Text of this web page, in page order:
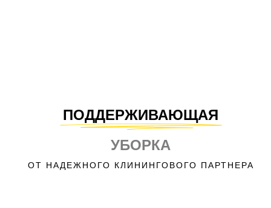
ПОДДЕРЖИВАЮЩАЯ
УБОРКА
ОТ НАДЕЖНОГО КЛИНИНГОВОГО ПАРТНЕРА